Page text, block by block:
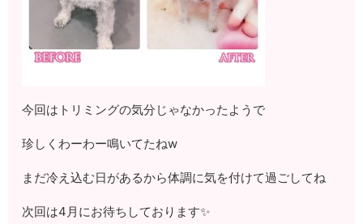
今回はトリミングの気分じゃなかったようで
珍しくわーわー鳴いてたねw
まだ冷え込む日があるから体調に気を付けて過ごしてね
次回は4月にお待ちしております✨